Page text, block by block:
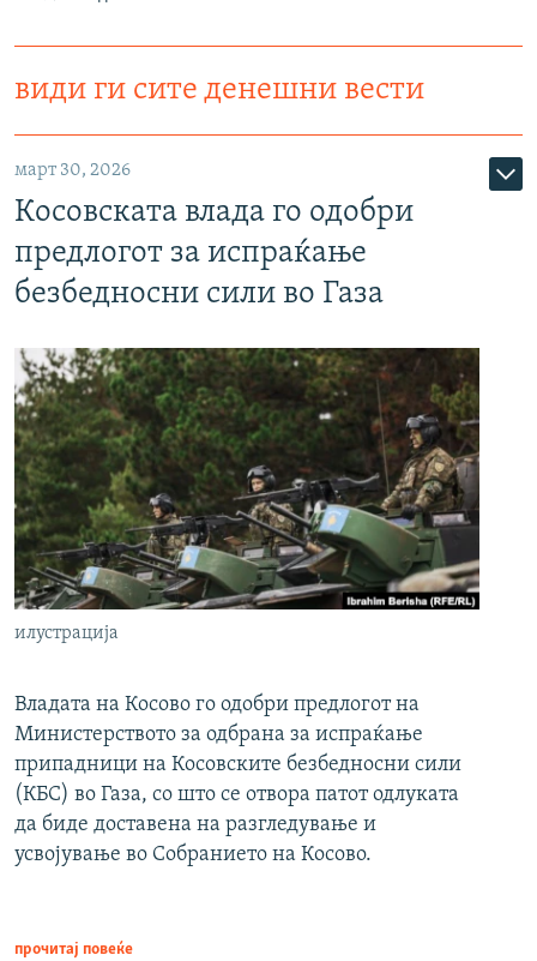
види ги сите денешни вести
март 30, 2026
Косовската влада го одобри
предлогот за испраќање
безбедносни сили во Газа
илустрација
Владата на Косово го одобри предлогот на
Министерството за одбрана за испраќање
припадници на Косовските безбедносни сили
(КБС) во Газа, со што се отвора патот одлуката
да биде доставена на разгледување и
усвојување во Собранието на Косово.
прочитај повеќе